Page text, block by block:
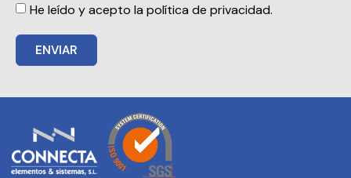
He leído y acepto la política de privacidad.
ENVIAR